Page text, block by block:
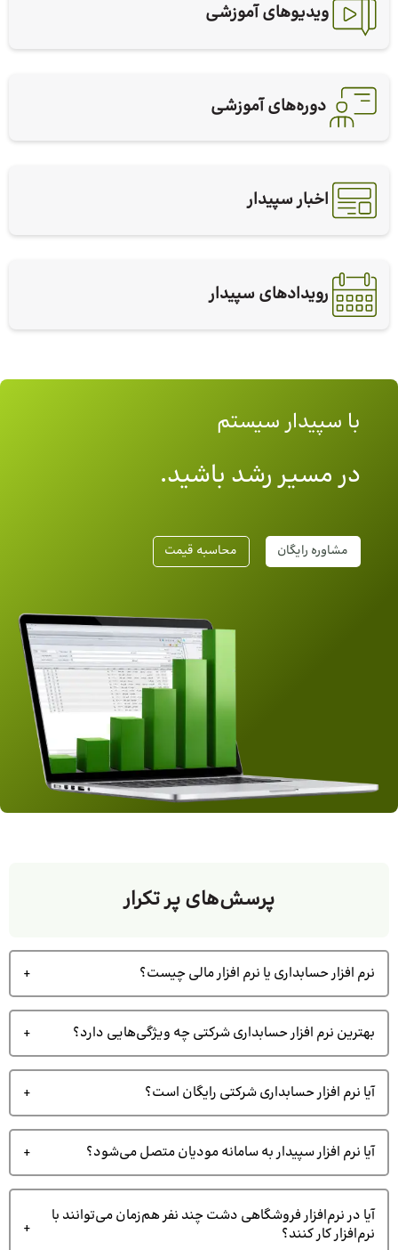
ویدیوهای آموزشی
دوره‌های آموزشی
اخبار سپیدار
رویدادهای سپیدار
با سپیدار سیستم
در مسیر رشد باشید.
مشاوره رایگان محاسبه قیمت
پرسش‌های پر تکرار
نرم افزار حسابداری یا نرم افزار مالی چیست؟
بهترین نرم افزار حسابداری شرکتی چه ویژگی‌هایی دارد؟
آیا نرم افزار حسابداری شرکتی رایگان است؟
آیا نرم افزار سپیدار به سامانه مودیان متصل می‌شود؟
آیا در نرم‌افزار فروشگاهی دشت چند نفر هم‌زمان می‌توانند با
نرم‌افزار کار کنند؟